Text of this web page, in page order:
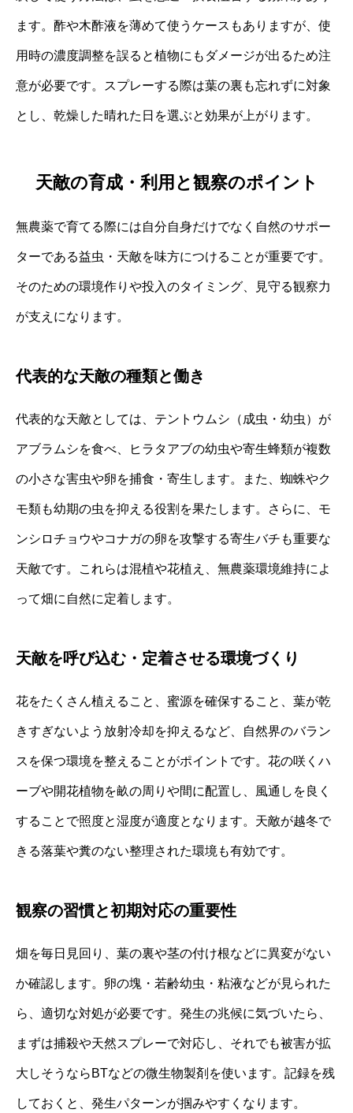
ます。酢や木酢液を薄めて使うケースもありますが、使
用時の濃度調整を誤ると植物にもダメージが出るため注
意が必要です。スプレーする際は葉の裏も忘れずに対象
とし、乾燥した晴れた日を選ぶと効果が上がります。
天敵の育成・利用と観察のポイント
無農薬で育てる際には自分自身だけでなく自然のサポー
ターである益虫・天敵を味方につけることが重要です。
そのための環境作りや投入のタイミング、見守る観察力
が支えになります。
代表的な天敵の種類と働き
代表的な天敵としては、テントウムシ（成虫・幼虫）が
アブラムシを食べ、ヒラタアブの幼虫や寄生蜂類が複数
の小さな害虫や卵を捕食・寄生します。また、蜘蛛やク
モ類も幼期の虫を抑える役割を果たします。さらに、モ
ンシロチョウやコナガの卵を攻撃する寄生バチも重要な
天敵です。これらは混植や花植え、無農薬環境維持によ
って畑に自然に定着します。
天敵を呼び込む・定着させる環境づくり
花をたくさん植えること、蜜源を確保すること、葉が乾
きすぎないよう放射冷却を抑えるなど、自然界のバラン
スを保つ環境を整えることがポイントです。花の咲くハ
ーブや開花植物を畝の周りや間に配置し、風通しを良く
することで照度と湿度が適度となります。天敵が越冬で
きる落葉や糞のない整理された環境も有効です。
観察の習慣と初期対応の重要性
畑を毎日見回り、葉の裏や茎の付け根などに異変がない
か確認します。卵の塊・若齢幼虫・粘液などが見られた
ら、適切な対処が必要です。発生の兆候に気づいたら、
まずは捕殺や天然スプレーで対応し、それでも被害が拡
大しそうならBTなどの微生物製剤を使います。記録を残
しておくと、発生パターンが掴みやすくなります。